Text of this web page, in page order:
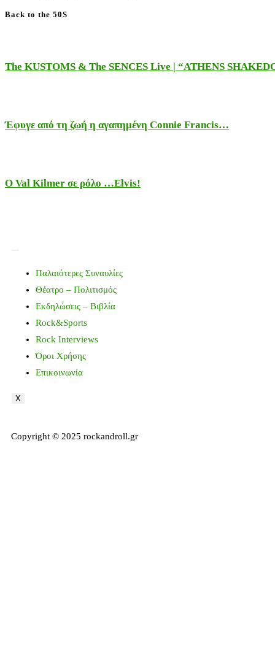
Back to the 50S
The KUSTOMS & The SENCES Live | “ATHENS
Έφυγε από τη ζωή η αγαπημένη Connie Francis…
Ο Val Kilmer σε ρόλο …Elvis!
Παλαιότερες Συναυλίες
Θέατρο – Πολιτισμός
Εκδηλώσεις – Βιβλία
Rock&Sports
Rock Interviews
Όροι Χρήσης
Επικοινωνία
X
Copyright © 2025 rockandroll.gr